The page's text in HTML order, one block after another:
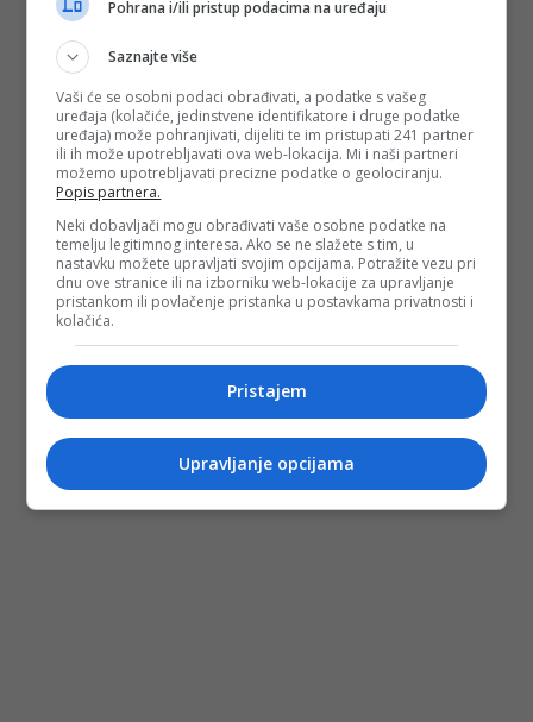
Pohrana i/ili pristup podacima na uređaju
Saznajte više
Vaši će se osobni podaci obrađivati, a podatke s vašeg
uređaja (kolačiće, jedinstvene identifikatore i druge podatke
uređaja) može pohranjivati, dijeliti te im pristupati 241 partner
ili ih može upotrebljavati ova web-lokacija. Mi i naši partneri
možemo upotrebljavati precizne podatke o geolociranju.
Popis partnera.
Neki dobavljači mogu obrađivati vaše osobne podatke na
temelju legitimnog interesa. Ako se ne slažete s tim, u
nastavku možete upravljati svojim opcijama. Potražite vezu pri
dnu ove stranice ili na izborniku web-lokacije za upravljanje
pristankom ili povlačenje pristanka u postavkama privatnosti i
kolačića.
Pristajem
Upravljanje opcijama